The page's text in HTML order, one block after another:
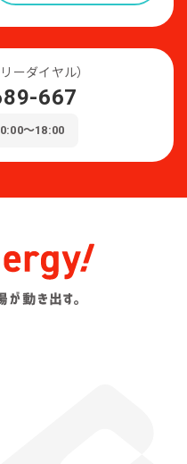
ーダイヤル）
667
～18:00